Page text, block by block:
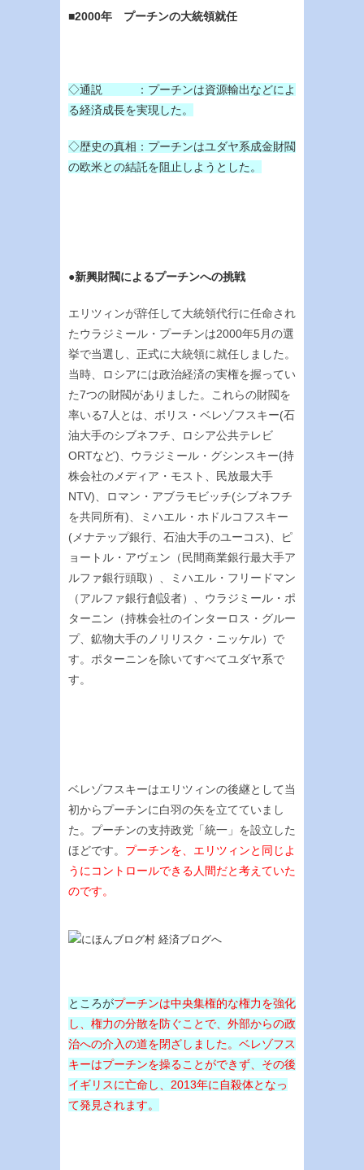
■2000年 プーチンの大統領就任
◇通説 ：プーチンは資源輸出などによ
る経済成長を実現した。
◇歴史の真相：プーチンはユダヤ系成金財閥
の欧米との結託を阻止しようとした。
●新興財閥によるプーチンへの挑戦
エリツィンが辞任して大統領代行に任命され
たウラジミール・プーチンは2000年5月の選
挙で当選し、正式に大統領に就任しました。
当時、ロシアには政治経済の実権を握ってい
た7つの財閥がありました。これらの財閥を
率いる7人とは、ボリス・ベレゾフスキー(石
油大手のシブネフチ、ロシア公共テレビ
ORTなど)、ウラジミール・グシンスキー(持
株会社のメディア・モスト、民放最大手
NTV)、ロマン・アブラモビッチ(シブネフチ
を共同所有)、ミハエル・ホドルコフスキー
(メナテップ銀行、石油大手のユーコス)、ピ
ョートル・アヴェン（民間商業銀行最大手ア
ルファ銀行頭取）、ミハエル・フリードマン
（アルファ銀行創設者）、ウラジミール・ポ
ターニン（持株会社のインターロス・グルー
プ、鉱物大手のノリリスク・ニッケル）で
す。ポターニンを除いてすべてユダヤ系で
す。
ベレゾフスキーはエリツィンの後継として当
初からプーチンに白羽の矢を立てていまし
た。プーチンの支持政党「統一」を設立した
ほどです。 プーチンを、エリツィンと同じよ
うにコントロールできる人間だと考えていた
のです。
ところがプーチンは中央集権的な権力を強化
し、権力の分散を防ぐことで、外部からの政
治への介入の道を閉ざしました。ベレゾフス
キーはプーチンを操ることができず、その後
イギリスに亡命し、2013年に自殺体となっ
て発見されます。